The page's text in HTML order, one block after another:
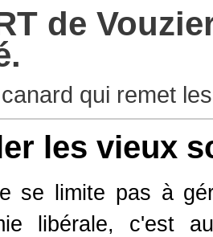
de
qui remet
les vieux
se limite pas à
libérale, c'est